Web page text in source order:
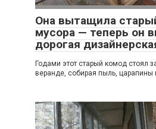
Она вытащила
мусора — теперь он
дорогая
Годами этот старый комод стоял
веранде, собирая пыль, царапины